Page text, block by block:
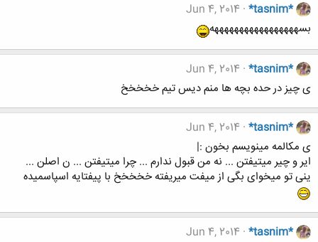
*tasnim*
Jun 4, 2014
بسهههههههههههههههههه
*tasnim*
Jun 4, 2014
ی چیز در حده بچه ها منم دیس تیم خخخخخ
*tasnim*
Jun 4, 2014
ی مکالمه مینویسم بخون :|
ایر و چیر میتیفتن ... نه من قبول ندارم ... چرا میتیفتن ... ن اصلن ...
ینی تو میخوای بگی از میفت میریفته خخخخخ با پیفتایه اسپاسمیده
*tasnim*
Jun 4, 2014